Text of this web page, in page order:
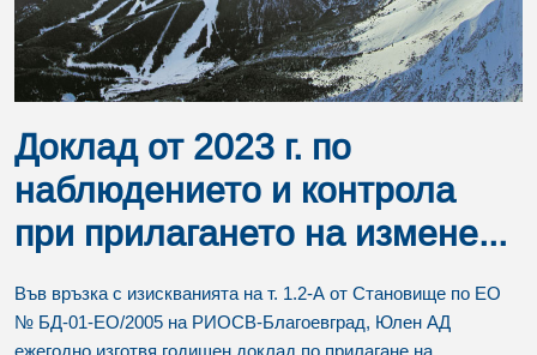
Доклад от 2023 г. по
наблюдението и контрола
при прилагането на измене...
Във връзка с изискванията на т. 1.2-А от Становище по ЕО
№ БД-01-ЕО/2005 на РИОСВ-Благоевград, Юлен АД
ежегодно изготвя годишен доклад по прилагане на